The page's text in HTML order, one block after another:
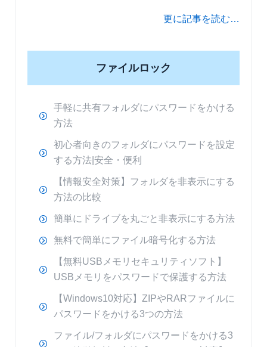
更に記事を読む…
ファイルロック
手軽に共有フォルダにパスワードをかける
方法
初心者向きのフォルダにパスワードを設定
する方法|安全・便利
【情報安全対策】フォルダを非表示にする
方法の比較
簡単にドライブを丸ごと非表示にする方法
無料で簡単にファイル暗号化する方法
【無料USBメモリセキュリティソフト】
USBメモリをパスワードで保護する方法
【Windows10対応】ZIPやRARファイルに
パスワードをかける3つの方法
ファイル/フォルダにパスワードをかける3